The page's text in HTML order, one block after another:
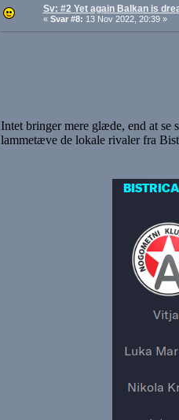
Sv: #2 Yet again Balkan is
« Svar #8: 13 Nov 2022, 20:39 »
Intet bringer mere glæde, end at
lammetæve de lokale rivaler fra